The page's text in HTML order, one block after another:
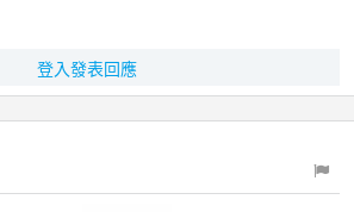
登入發表回應